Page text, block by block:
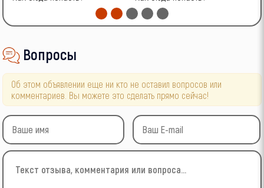
Вопросы
Об этом объявлении еще ни кто не оставил вопросов или
комментариев. Вы можете это сделать прямо сейчас!